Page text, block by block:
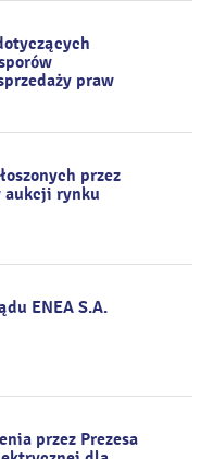
praw
przez
aukcji rynku
ENEA S.A.
przez Prezesa